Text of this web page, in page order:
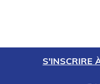
S'INSCRIRE